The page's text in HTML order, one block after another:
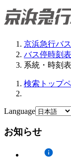
京浜急行バス
バス停時刻
系統・時刻
検索トップ
Language
お知らせ